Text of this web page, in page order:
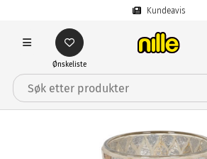
Kundeavis
Ønskeliste